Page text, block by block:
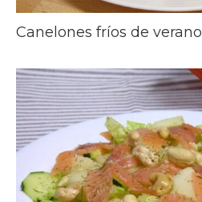
Canelones fríos de verano